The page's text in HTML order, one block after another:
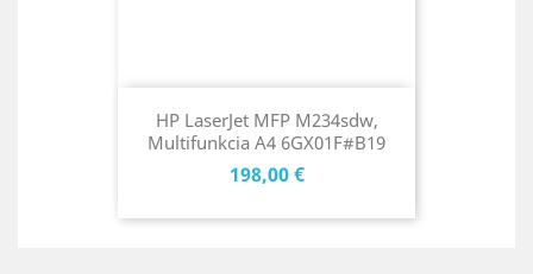
HP LaserJet MFP M234sdw,
Multifunkcia A4 6GX01F#B19
Cena
198,00 €